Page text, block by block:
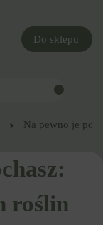
Do sklepu
Na pewno je
roślin